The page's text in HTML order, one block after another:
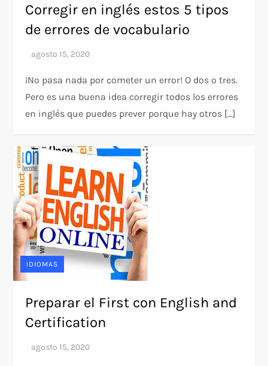
Corregir en inglés estos 5 tipos
de errores de vocabulario
¡No pasa nada por cometer un error! O dos o tres.
Pero es una buena idea corregir todos los errores
en inglés que puedes prever porque hay otros […]
IDIOMAS
Preparar el First con English and
Certification